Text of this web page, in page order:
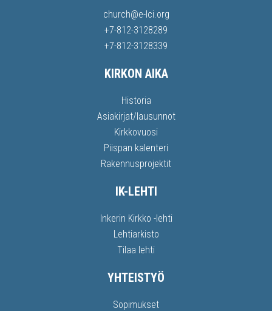
church@e-lci.org
+7-812-3128289
+7-812-3128339
KIRKON AIKA
Historia
Asiakirjat/lausunnot
Kirkkovuosi
Piispan kalenteri
Rakennusprojektit
IK-LEHTI
Inkerin Kirkko -lehti
Lehtiarkisto
Tilaa lehti
YHTEISTYÖ
Sopimukset